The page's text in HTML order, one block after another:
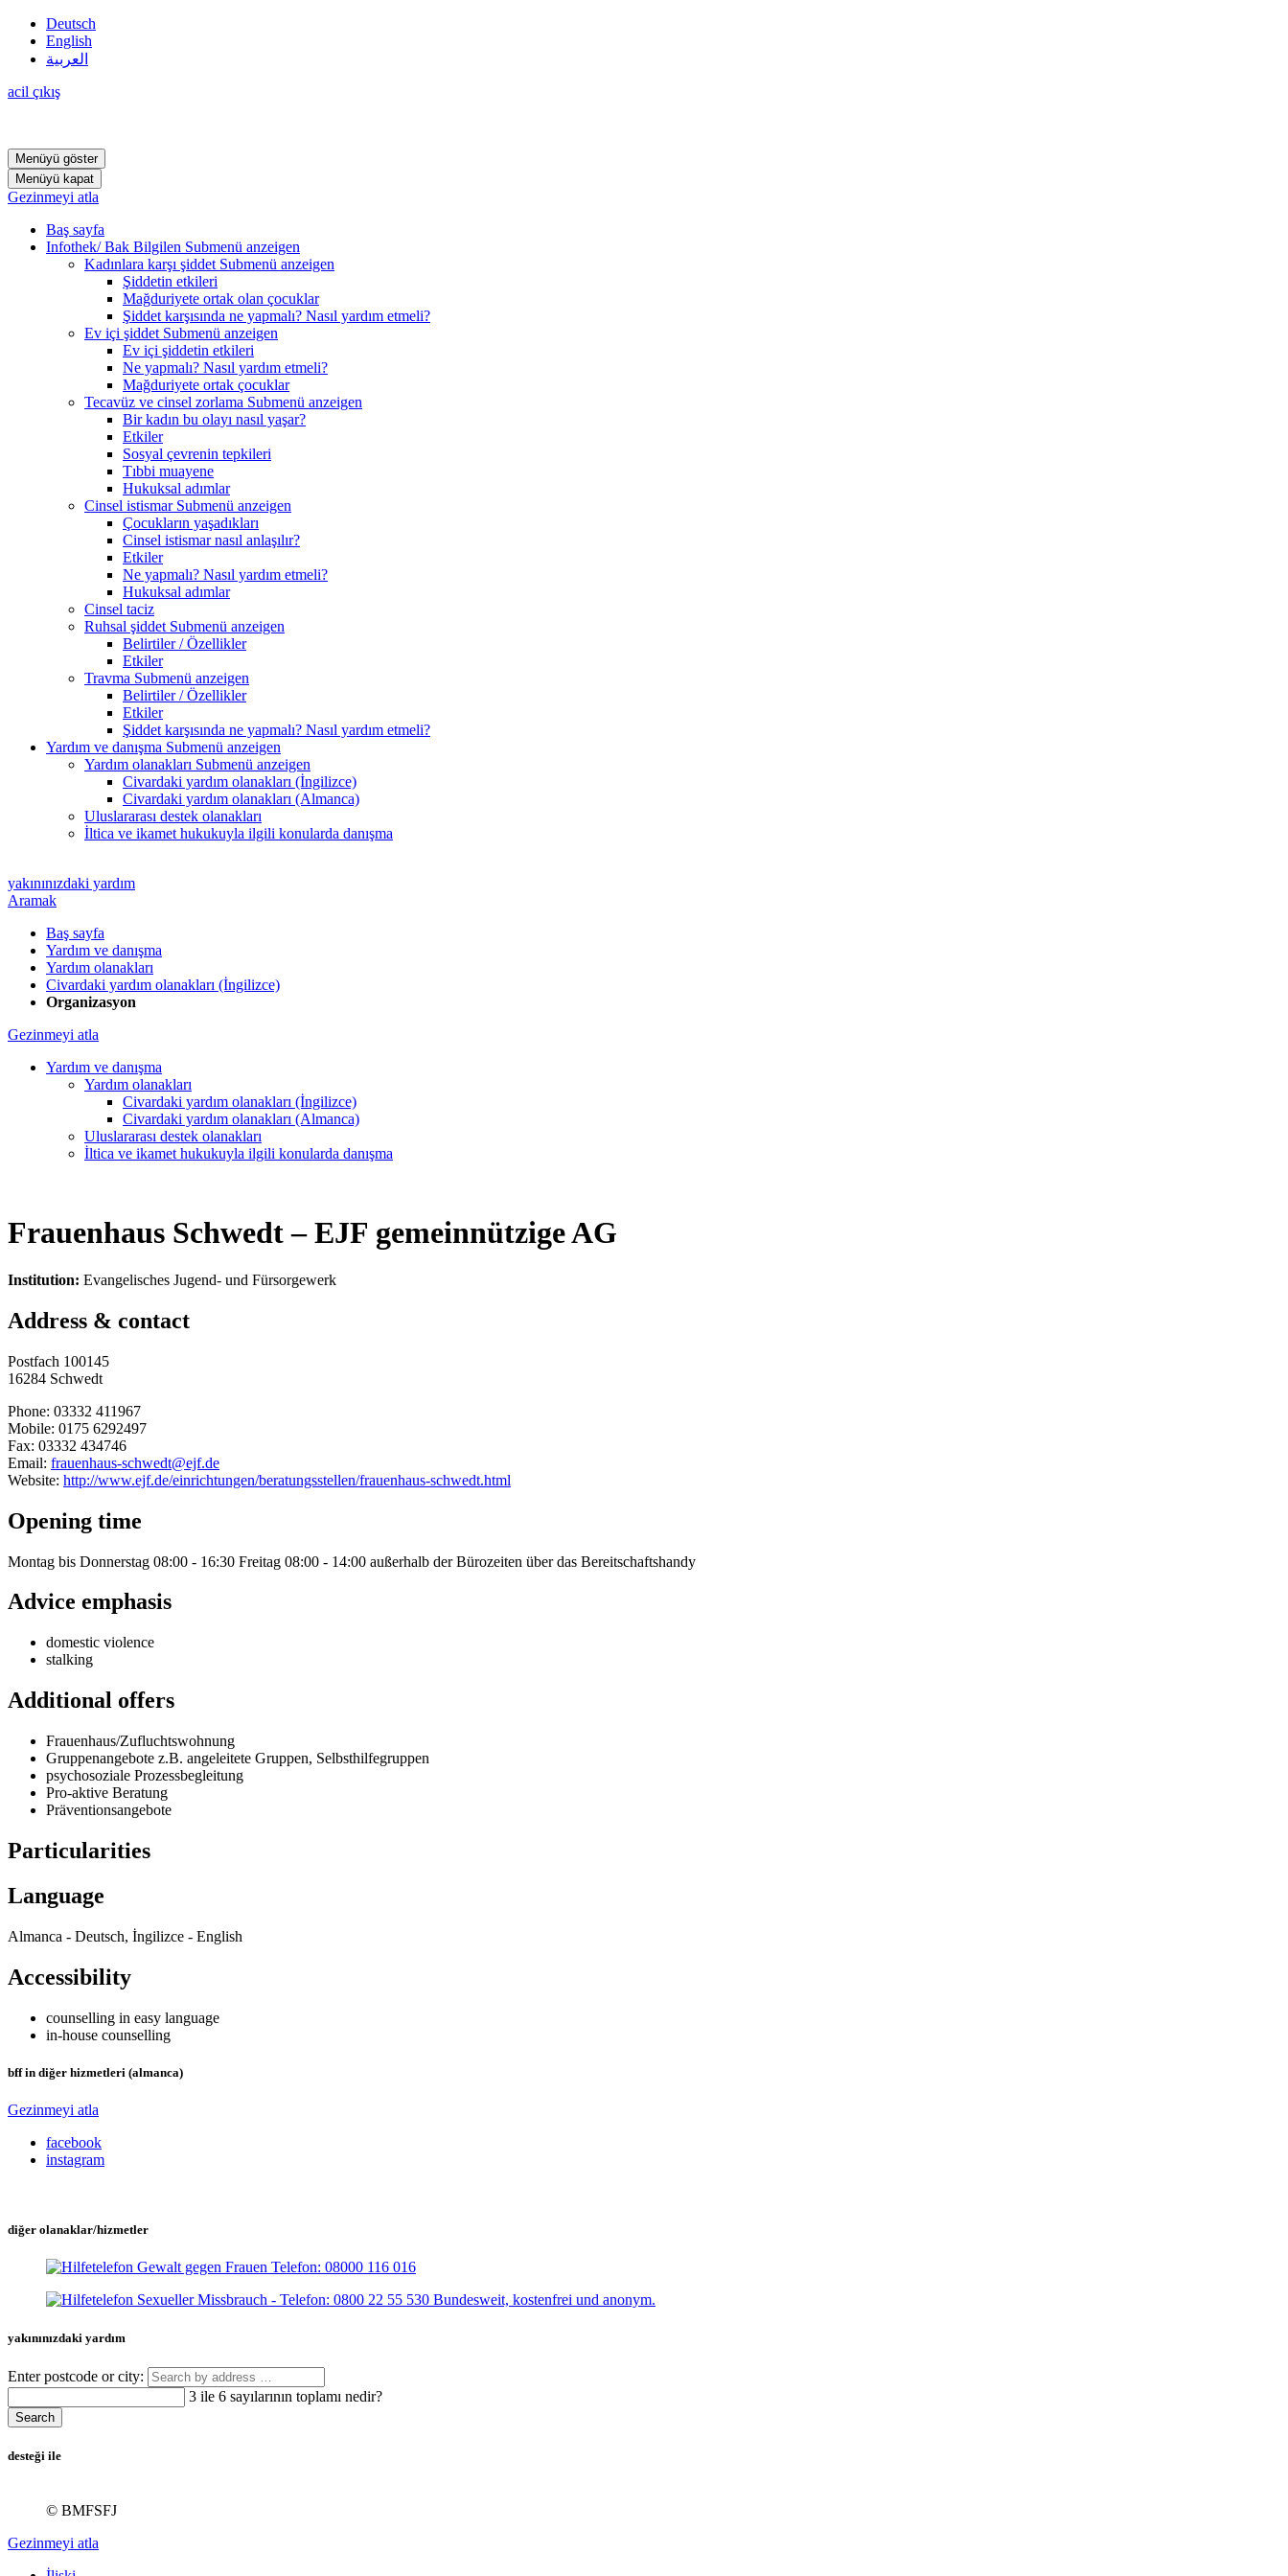
Deutsch
English
العربية
acil çıkış
Menüyü göster
Menüyü kapat
Gezinmeyi atla
Baş sayfa
Infothek/ Bak Bilgilen Submenü anzeigen
Kadınlara karşı şiddet Submenü anzeigen
Şiddetin etkileri
Mağduriyete ortak olan çocuklar
Şiddet karşısında ne yapmalı? Nasıl yardım etmeli?
Ev içi şiddet Submenü anzeigen
Ev içi şiddetin etkileri
Ne yapmalı? Nasıl yardım etmeli?
Mağduriyete ortak çocuklar
Tecavüz ve cinsel zorlama Submenü anzeigen
Bir kadın bu olayı nasıl yaşar?
Etkiler
Sosyal çevrenin tepkileri
Tıbbi muayene
Hukuksal adımlar
Cinsel istismar Submenü anzeigen
Çocukların yaşadıkları
Cinsel istismar nasıl anlaşılır?
Etkiler
Ne yapmalı? Nasıl yardım etmeli?
Hukuksal adımlar
Cinsel taciz
Ruhsal şiddet Submenü anzeigen
Belirtiler / Özellikler
Etkiler
Travma Submenü anzeigen
Belirtiler / Özellikler
Etkiler
Şiddet karşısında ne yapmalı? Nasıl yardım etmeli?
Yardım ve danışma Submenü anzeigen
Yardım olanakları Submenü anzeigen
Civardaki yardım olanakları (İngilizce)
Civardaki yardım olanakları (Almanca)
Uluslararası destek olanakları
İltica ve ikamet hukukuyla ilgili konularda danışma
yakınınızdaki yardım
Aramak
Baş sayfa
Yardım ve danışma
Yardım olanakları
Civardaki yardım olanakları (İngilizce)
Organizasyon
Gezinmeyi atla
Yardım ve danışma
Yardım olanakları
Civardaki yardım olanakları (İngilizce)
Civardaki yardım olanakları (Almanca)
Uluslararası destek olanakları
İltica ve ikamet hukukuyla ilgili konularda danışma
Frauenhaus Schwedt – EJF gemeinnützige AG
Institution: Evangelisches Jugend- und Fürsorgewerk
Address & contact
Postfach 100145
16284 Schwedt
Phone: 03332 411967
Mobile: 0175 6292497
Fax: 03332 434746
Email: frauenhaus-schwedt@ejf.de
Website: http://www.ejf.de/einrichtungen/beratungsstellen/frauenhaus-schwedt.html
Opening time
Montag bis Donnerstag 08:00 - 16:30 Freitag 08:00 - 14:00 außerhalb der Bürozeiten über das Bereitschaftshandy
Advice emphasis
domestic violence
stalking
Additional offers
Frauenhaus/Zufluchtswohnung
Gruppenangebote z.B. angeleitete Gruppen, Selbsthilfegruppen
psychosoziale Prozessbegleitung
Pro-aktive Beratung
Präventionsangebote
Particularities
Language
Almanca - Deutsch, İngilizce - English
Accessibility
counselling in easy language
in-house counselling
bff in diğer hizmetleri (almanca)
Gezinmeyi atla
facebook
instagram
diğer olanaklar/hizmetler
yakınınızdaki yardım
Enter postcode or city:
3 ile 6 sayılarının toplamı nedir?
Search
desteği ile
© BMFSFJ
Gezinmeyi atla